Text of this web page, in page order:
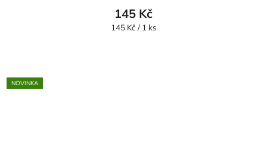
145 Kč
Měrná
145 Kč / 1 ks
NOVINKA